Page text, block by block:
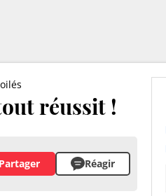
réussit !
Partager Réagir